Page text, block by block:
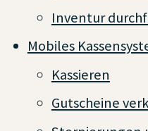
Inventur
Mobiles
Kassieren
Gutscheine